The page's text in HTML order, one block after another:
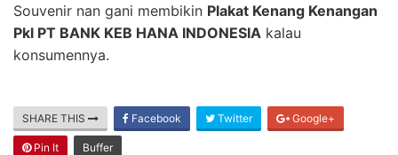
Souvenir nan gani membikin Plakat Kenang Kenangan
Pkl PT BANK KEB HANA INDONESIA kalau
konsumennya.
SHARE THIS Facebook Twitter Google+
Pin It Buffer